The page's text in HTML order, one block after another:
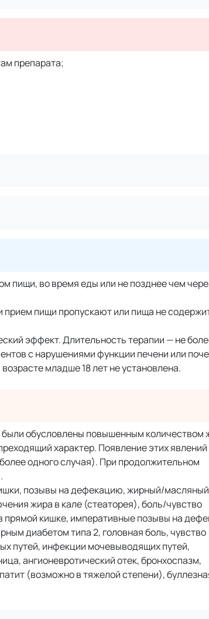
препарата;
пищи, во время еды или не позднее чем
прием пищи пропускают или пища не
эффект. Длительность терапии — не
с нарушениями функции печени или
младше 18 лет не установлена.
обусловлены повышенным количеством
характер. Появление этих явлений
одного случая). При продолжительном
позывы на дефекацию, жирный/масляный
жира в кале (стеаторея), боль/чувство
кишке, императивные позывы на
диабетом типа 2, головная боль, чувство
путей, инфекции мочевыводящих путей,
ангионевротический отек, бронхоспазм,
(возможно в тяжелой степени),